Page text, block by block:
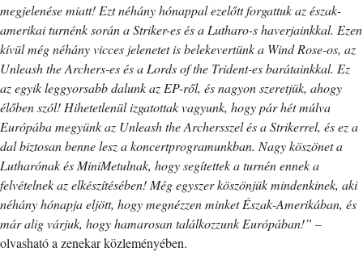
megjelenése miatt! Ezt néhány hónappal ezelőtt forgattuk az észak-
amerikai turnénk során a Striker-es és a Lutharo-s haverjainkkal. Ezen
kívül még néhány vicces jelenetet is belekevertünk a Wind Rose-os, az
Unleash the Archers-es és a Lords of the Trident-es barátainkkal. Ez
az egyik leggyorsabb dalunk az EP-ről, és nagyon szeretjük, ahogy
élőben szól! Hihetetlenül izgatottak vagyunk, hogy pár hét múlva
Európába megyünk az Unleash the Archersszel és a Strikerrel, és ez a
dal biztosan benne lesz a koncertprogramunkban. Nagy köszönet a
Lutharónak és MiniMetulnak, hogy segítettek a turnén ennek a
felvételnek az elkészítésében! Még egyszer köszönjük mindenkinek, aki
néhány hónapja eljött, hogy megnézzen minket Észak-Amerikában, és
már alig várjuk, hogy hamarosan találkozzunk Európában!” –
olvasható a zenekar közleményében.